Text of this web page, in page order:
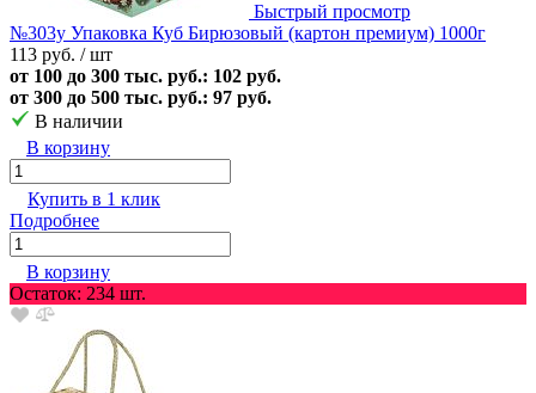
Быстрый просмотр
№303у Упаковка Куб Бирюзовый (картон премиум) 1000г
113 руб. / шт
от 100 до 300 тыс. руб.: 102 руб.
от 300 до 500 тыс. руб.: 97 руб.
В наличии
В корзину
Купить в 1 клик
Подробнее
В корзину
Остаток: 234 шт.